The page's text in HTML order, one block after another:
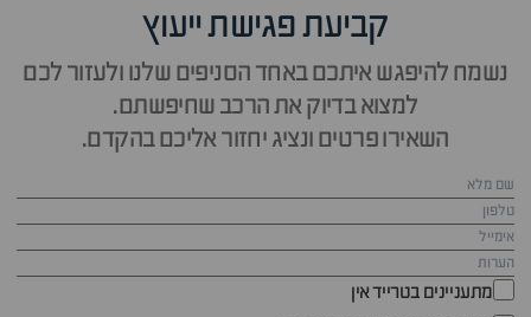
קביעת פגישת ייעוץ
נשמח להיפגש איתכם באחד הסניפים שלנו ולעזור לכם
למצוא בדיוק את הרכב שחיפשתם.
השאירו פרטים ונציג יחזור אליכם בהקדם.
מתעניינים בטרייד אין